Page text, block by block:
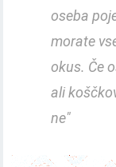
oseba
morate
okus. Če
ali
ne"